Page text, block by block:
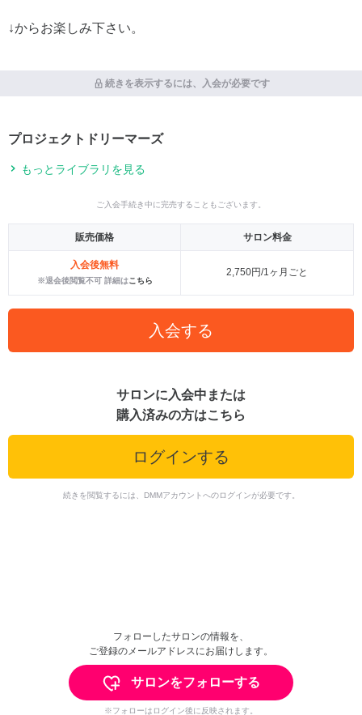
↓からお楽しみ下さい。
続きを表示するには、入会が必要です
プロジェクトドリーマーズ
もっとライブラリを見る
ご入会手続き中に完売することもございます。
販売価格 サロン料金
入会後無料
※退会後閲覧不可 詳細はこちら
2,750円/1ヶ月ごと
入会する
サロンに入会中または
購入済みの方はこちら
ログインする
続きを閲覧するには、DMMアカウントへのログインが必要です。
フォローしたサロンの情報を、
ご登録のメールアドレスにお届けします。
サロンをフォローする
※フォローはログイン後に反映されます。